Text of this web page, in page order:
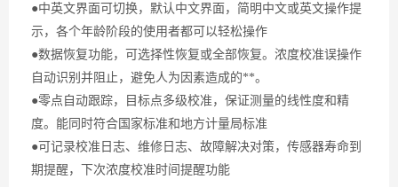
●中英文界面可切换，默认中文界面，简明中文或英文操作提
示，各个年龄阶段的使用者都可以轻松操作
●数据恢复功能，可选择性恢复或全部恢复。浓度校准误操作
自动识别并阻止，避免人为因素造成的**。
●零点自动跟踪，目标点多级校准，保证测量的线性度和精
度。能同时符合国家标准和地方计量局标准
●可记录校准日志、维修日志、故障解决对策，传感器寿命到
期提醒，下次浓度校准时间提醒功能